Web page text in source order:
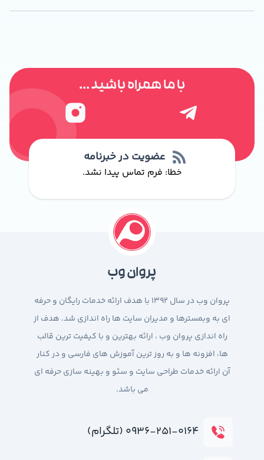
با ما همراه باشید ...
عضویت در خبرنامه
خطا: فرم تماس پیدا نشد.
پروان وب
پروان وب در سال 1392 با هدف ارائه خدمات رایگان و حرفه
ای به وبمسترها و مدیران سایت ها راه اندازی شد. هدف از
راه اندازی پروان وب ، ارائه بهترین و با کیفیت ترین قالب
ها، افزونه ها و به روز ترین آموزش های فارسی و در کنار
آن ارائه خدمات طراحی سایت و سئو و بهینه سازی حرفه ای
می باشد.
۰۹۳۶-۲۵۱-۰۱۶۴ (تلگرام)